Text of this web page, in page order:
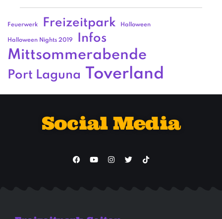
Feuerwerk Freizeitpark Halloween
Halloween Nights 2019 Infos
Mittsommerabende
Port Laguna Toverland
Social Media